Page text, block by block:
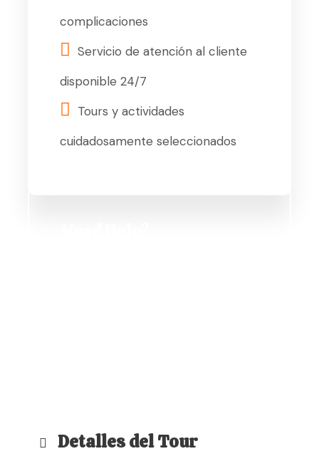
complicaciones
Servicio de atención al cliente
disponible 24/7
Tours y actividades
cuidadosamente seleccionados
Detalles del Tour